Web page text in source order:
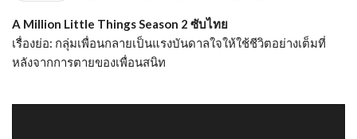
A Million Little Things Season 2 ซับไทย
เรื่องย่อ: กลุ่มเพื่อนกลายเป็นแรงบันดาลใจให้ใช้ชีวิตอย่างเต็มที่
หลังจากการตายของเพื่อนสนิท